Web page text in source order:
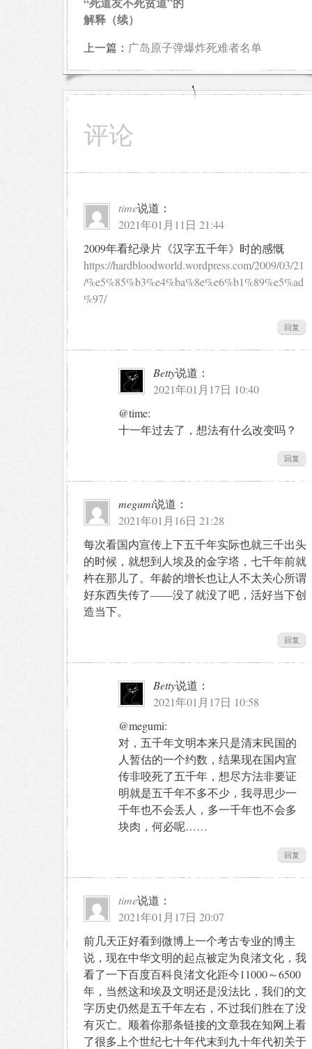
解释（续）
上一篇： 广岛原子弹爆炸死难者名单
评论
time说道：
2021年01月11日 21:44
2009年看纪录片《汉字五千年》时的感慨
https://hardbloodworld.wordpress.com/2009/03/21
/%e5%85%b3%e4%ba%8e%e6%b1%89%e5%ad
%97/
回复
Betty说道：
2021年01月17日 10:40
@time:
十一年过去了，想法有什么改变吗？
回复
megumi说道：
2021年01月16日 21:28
每次看国内宣传上下五千年实际也就三千出头
的时候，就想到人埃及的金字塔，七千年前就
杵在那儿了。年龄的增长也让人不太关心所谓
好东西失传了——没了就没了吧，活好当下创
造当下。
回复
Betty说道：
2021年01月17日 10:58
@megumi:
对，五千年文明本来只是清末民国的
人暂估的一个约数，结果现在国内宣
传非咬死了五千年，想尽方法非要证
明就是五千年不多不少，我寻思少一
千年也不会丢人，多一千年也不会多
块肉，何必呢……
回复
time说道：
2021年01月17日 20:07
前几天正好看到微博上一个考古专业的博主
说，现在中华文明的起点被定为良渚文化，我
看了一下百度百科良渚文化距今11000～6500
年，当然这和埃及文明还是没法比，我们的文
字历史仍然是五千年左右，不过我们胜在了没
有灭亡。顺着你那条链接的文章我在知网上看
了很多上个世纪七十年代末到九十年代初关于